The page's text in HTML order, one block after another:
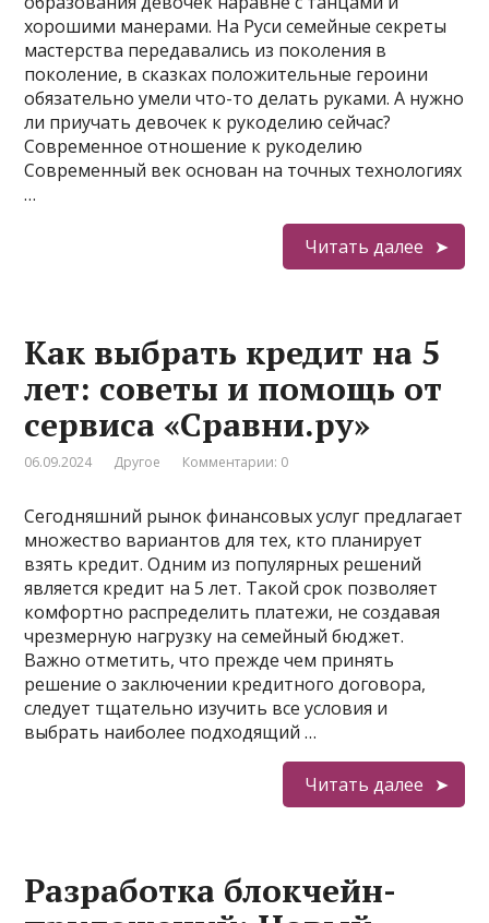
хорошими манерами. На Руси семейные секреты
мастерства передавались из поколения в
поколение, в сказках положительные героини
обязательно умели что-то делать руками. А нужно
ли приучать девочек к рукоделию сейчас?
Современное отношение к рукоделию
Современный век основан на точных технологиях
…
Читать далее
Как выбрать кредит на 5
лет: советы и помощь от
сервиса «Сравни.ру»
06.09.2024 Другое Комментарии: 0
Сегодняшний рынок финансовых услуг предлагает
множество вариантов для тех, кто планирует
взять кредит. Одним из популярных решений
является кредит на 5 лет. Такой срок позволяет
комфортно распределить платежи, не создавая
чрезмерную нагрузку на семейный бюджет.
Важно отметить, что прежде чем принять
решение о заключении кредитного договора,
следует тщательно изучить все условия и
выбрать наиболее подходящий …
Читать далее
Разработка блокчейн-